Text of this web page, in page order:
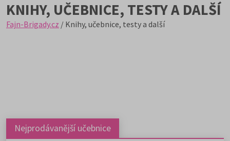
KNIHY, UČEBNICE, TESTY A DALŠÍ
Fajn-Brigady.cz / Knihy, učebnice, testy a další
Nejprodávanější učebnice